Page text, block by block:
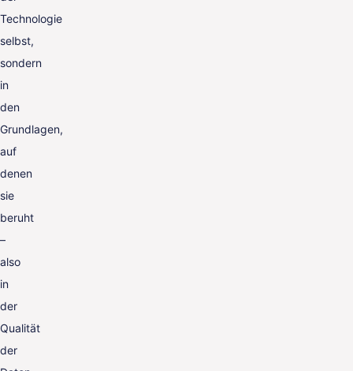
Technologie
selbst,
sondern
in
den
Grundlagen,
auf
denen
sie
beruht
–
also
in
der
Qualität
der